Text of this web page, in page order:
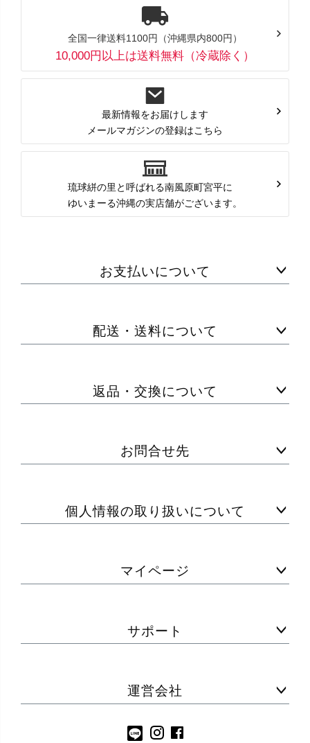
全国一律送料1100円（沖縄県内800円）
10,000円以上は送料無料（冷蔵除く）
最新情報をお届けします
メールマガジンの登録はこちら
琉球絣の里と呼ばれる南風原町宮平に
ゆいまーる沖縄の実店舗がございます。
お支払いについて
配送・送料について
返品・交換について
お問合せ先
個人情報の取り扱いについて
マイページ
サポート
運営会社